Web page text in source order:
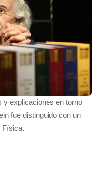
y explicaciones en torno
fue distinguido con un
Física.